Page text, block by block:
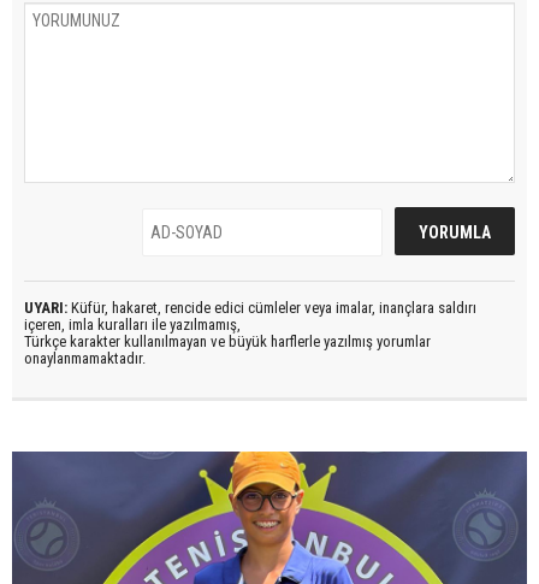
UYARI: Küfür, hakaret, rencide edici cümleler veya imalar, inançlara saldırı
içeren, imla kuralları ile yazılmamış,
Türkçe karakter kullanılmayan ve büyük harflerle yazılmış yorumlar
onaylanmamaktadır.